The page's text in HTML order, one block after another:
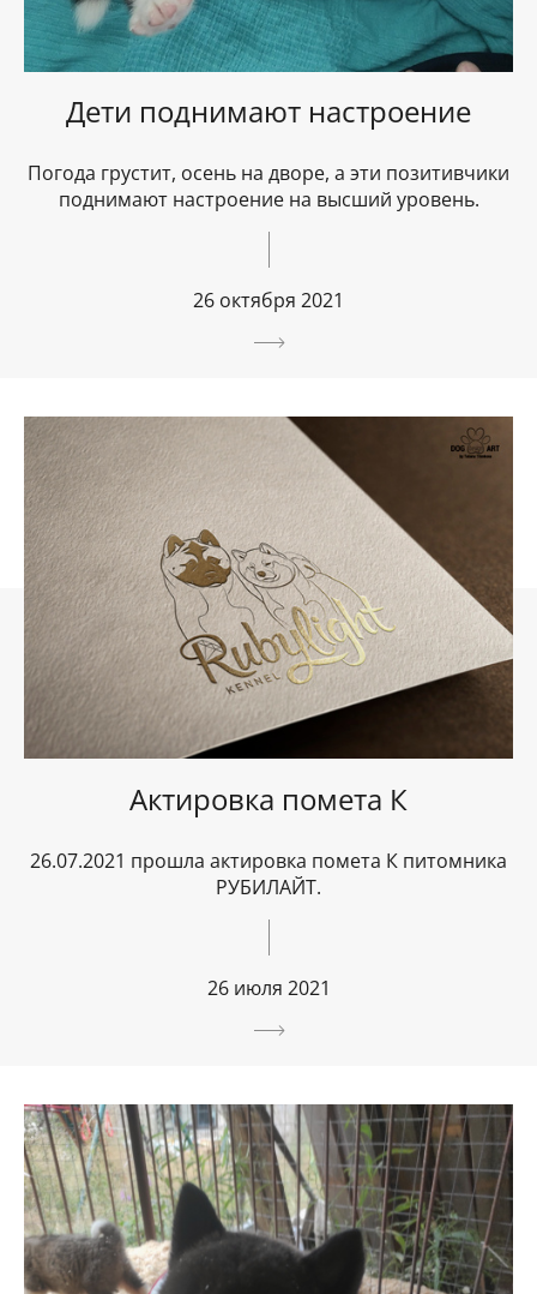
Дети поднимают настроение
Погода грустит, осень на дворе, а эти позитивчики
поднимают настроение на высший уровень.
26 октября 2021
Актировка помета К
26.07.2021 прошла актировка помета К питомника
РУБИЛАЙТ.
26 июля 2021